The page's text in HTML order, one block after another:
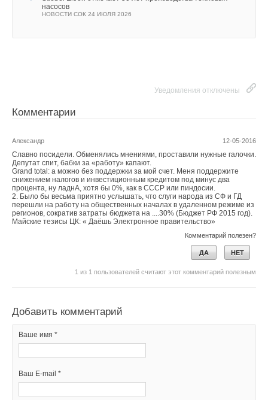
насосов
НОВОСТИ СОК 24 ИЮЛЯ 2026
Уведомления отключены
Комментарии
12-05-2016
Александр
Славно посидели. Обменялись мнениями, проставили нужные галочки.
Депутат спит, бабки за «работу» капают.
Grand total: а можно без поддержки за мой счет. Меня поддержите
снижением налогов и инвестиционным кредитом под минус два
процента, ну ладнА, хотя бы 0%, как в СССР или пиндосии.
2. Было бы весьма приятно услышать, что слуги народа из СФ и ГД
перешли на работу на общественных началах в удаленном режиме из
регионов, сократив затраты бюджета на ....30% (Бюджет РФ 2015 год).
Майские тезисы ЦК: « Даёшь Электронное правительство»
Комментарий полезен?
ДА НЕТ
1 из 1 пользователей считают этот комментарий полезным
Добавить комментарий
Ваше имя *
Ваш E-mail *